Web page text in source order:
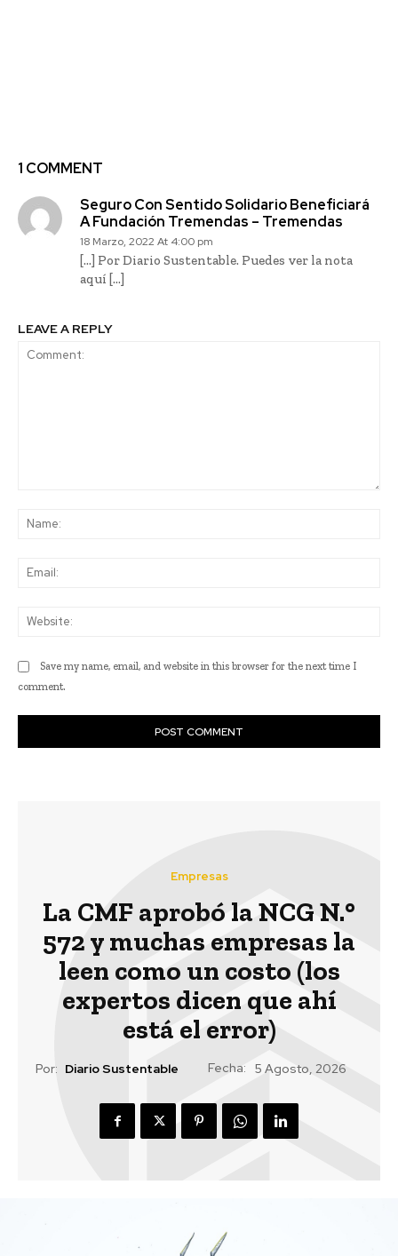
1 COMMENT
Seguro Con Sentido Solidario Beneficiará
A Fundación Tremendas – Tremendas
18 Marzo, 2022 At 4:00 pm
[…] Por Diario Sustentable. Puedes ver la nota
aquí […]
LEAVE A REPLY
Save my name, email, and website in this browser for the next time I
comment.